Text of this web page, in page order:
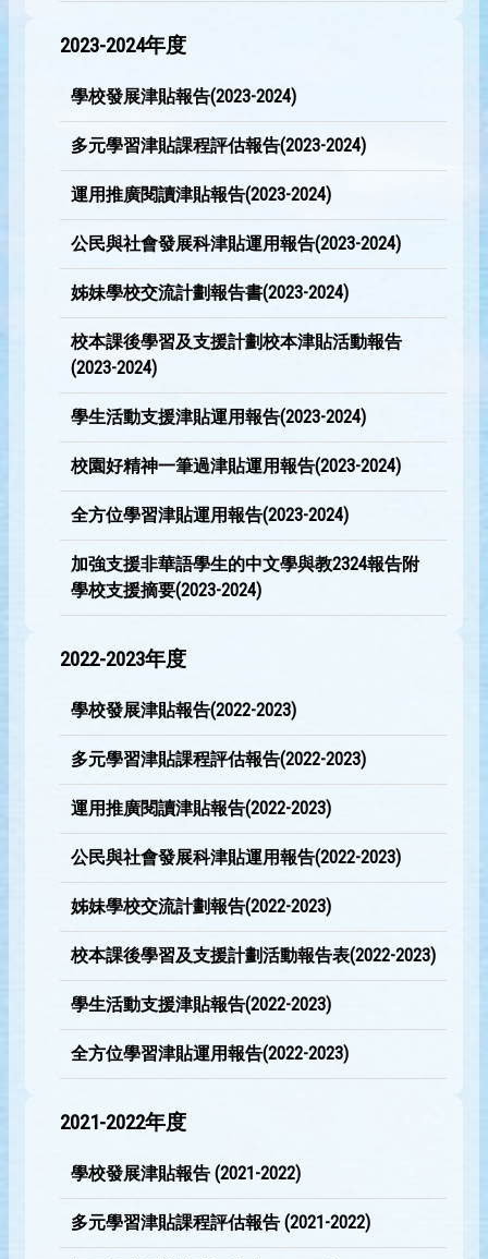
2023-2024年度
學校發展津貼報告(2023-2024)
多元學習津貼課程評估報告(2023-2024)
運用推廣閱讀津貼報告(2023-2024)
公民與社會發展科津貼運用報告(2023-2024)
姊妹學校交流計劃報告書(2023-2024)
校本課後學習及支援計劃校本津貼活動報告
(2023-2024)
學生活動支援津貼運用報告(2023-2024)
校園好精神一筆過津貼運用報告(2023-2024)
全方位學習津貼運用報告(2023-2024)
加強支援非華語學生的中文學與教2324報告附
學校支援摘要(2023-2024)
2022-2023年度
學校發展津貼報告(2022-2023)
多元學習津貼課程評估報告(2022-2023)
運用推廣閱讀津貼報告(2022-2023)
公民與社會發展科津貼運用報告(2022-2023)
姊妹學校交流計劃報告(2022-2023)
校本課後學習及支援計劃活動報告表(2022-2023)
學生活動支援津貼報告(2022-2023)
全方位學習津貼運用報告(2022-2023)
2021-2022年度
學校發展津貼報告 (2021-2022)
多元學習津貼課程評估報告 (2021-2022)